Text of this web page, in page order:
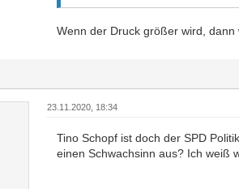
Wenn der Druck größer wird, dann
23.11.2020, 18:34
Tino Schopf ist doch der SPD
einen Schwachsinn aus? Ich weiß